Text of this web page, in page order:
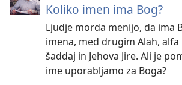
Koliko imen ima Bog?
Ljudje morda menijo, da ima
imena, med drugim Alah, alfa
šaddaj in Jehova Jire. Ali je
ime uporabljamo za Boga?